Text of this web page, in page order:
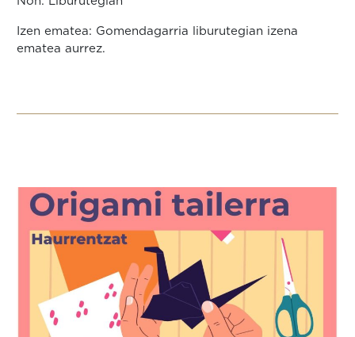
Izen ematea: Gomendagarria liburutegian izena
ematea aurrez.